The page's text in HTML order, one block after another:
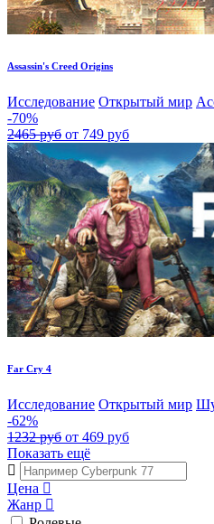
Assassin's Creed Origins
Исследование Открытый мир
-70%
2465 руб от 749 руб
Far Cry 4
Исследование Открытый мир
-62%
1232 руб от 469 руб
Показать ещё
Цена
Жанр